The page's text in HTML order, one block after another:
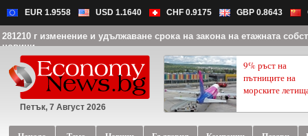
EUR 1.9558 USD 1.1640 CHF 0.9175 GBP 0.8643
281210 г изменение и удължаване срока на закона на етажната
новини
Петък, 7 Август 2026
9% ръст на
пътниците на
морските